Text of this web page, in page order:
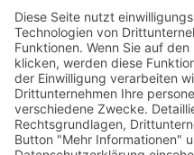
Sie haben Fragen zu
Jobbörse, einem
Oder möchten als
die Personal Profiler
Unternehmen erfahren?